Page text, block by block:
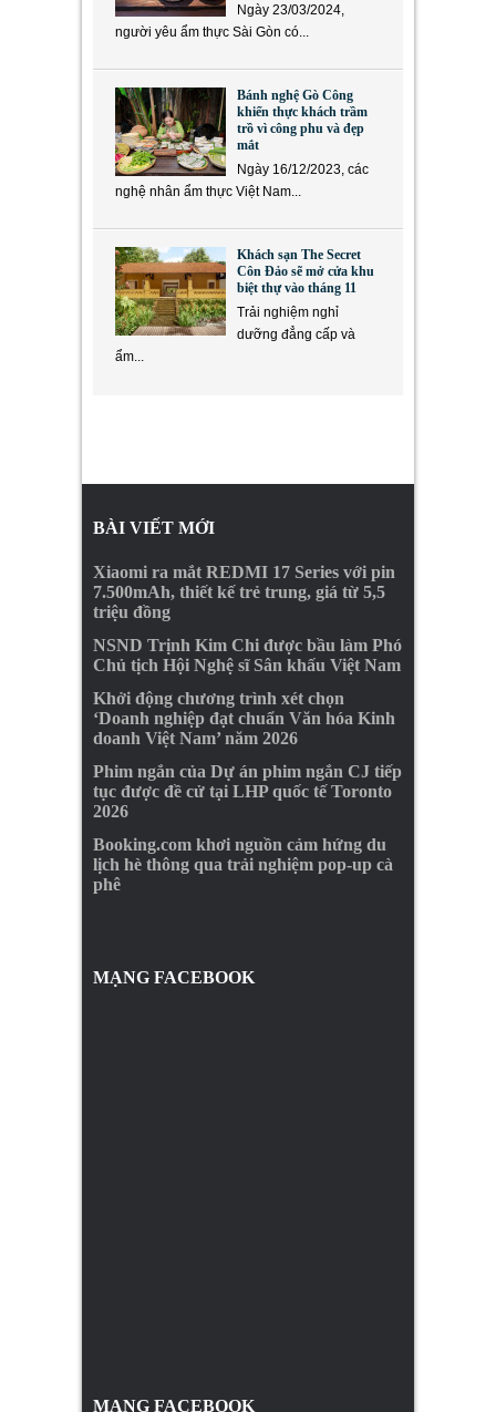
Ngày 23/03/2024,
người yêu ẩm thực Sài Gòn có...
Bánh nghệ Gò Công
khiến thực khách trầm
trồ vì công phu và đẹp
mắt
Ngày 16/12/2023, các
nghệ nhân ẩm thực Việt Nam...
Khách sạn The Secret
Côn Đảo sẽ mở cửa khu
biệt thự vào tháng 11
Trải nghiệm nghỉ
dưỡng đẳng cấp và
ẩm...
BÀI VIẾT MỚI
Xiaomi ra mắt REDMI 17 Series với pin
7.500mAh, thiết kế trẻ trung, giá từ 5,5
triệu đồng
NSND Trịnh Kim Chi được bầu làm Phó
Chủ tịch Hội Nghệ sĩ Sân khấu Việt Nam
Khởi động chương trình xét chọn
‘Doanh nghiệp đạt chuẩn Văn hóa Kinh
doanh Việt Nam’ năm 2026
Phim ngắn của Dự án phim ngắn CJ tiếp
tục được đề cử tại LHP quốc tế Toronto
2026
Booking.com khơi nguồn cảm hứng du
lịch hè thông qua trải nghiệm pop-up cà
phê
MẠNG FACEBOOK
MẠNG FACEBOOK